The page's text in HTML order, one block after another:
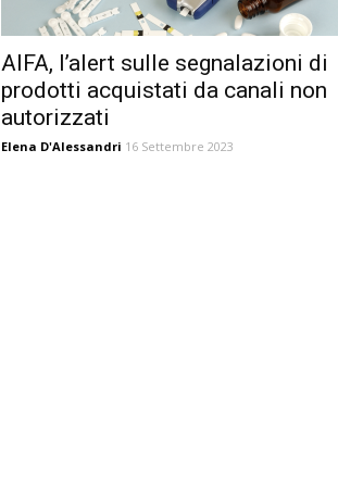
AIFA, l’alert sulle segnalazioni di
prodotti acquistati da canali non
autorizzati
Elena D'Alessandri 16 Settembre 2023